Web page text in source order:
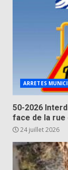
ARRETES
50-2026
face de la rue
24 juillet 2026